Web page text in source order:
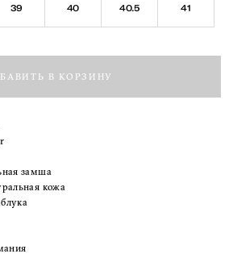
39 40 40.5 41
В КОРЗИНУ
замша
кожа